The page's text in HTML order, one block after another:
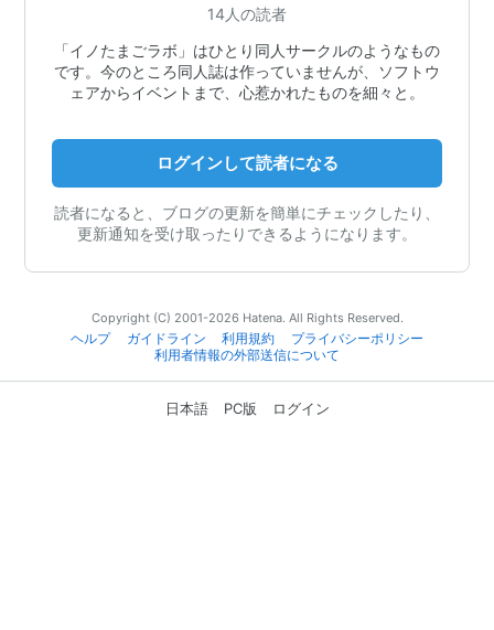
14人の読者
「イノたまごラボ」はひとり同人サークルのようなもの
です。今のところ同人誌は作っていませんが、ソフトウ
ェアからイベントまで、心惹かれたものを細々と。
ログインして読者になる
読者になると、ブログの更新を簡単にチェックしたり、
更新通知を受け取ったりできるようになります。
Copyright (C) 2001-2026 Hatena. All Rights Reserved.
ヘルプ
ガイドライン 利用規約
プライバシーポリシー
利用者情報の外部送信について
日本語 PC版 ログイン